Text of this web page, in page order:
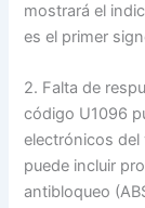
mostrará el
es el primer
2. Falta de
código U1096
electrónicos
puede incluir
antibloqueo